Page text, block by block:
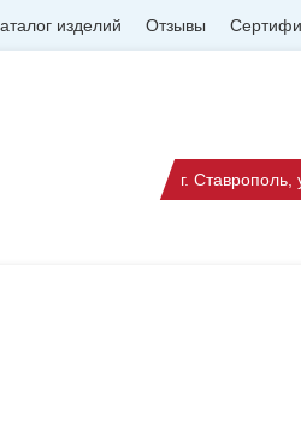
изделий Отзывы
г.